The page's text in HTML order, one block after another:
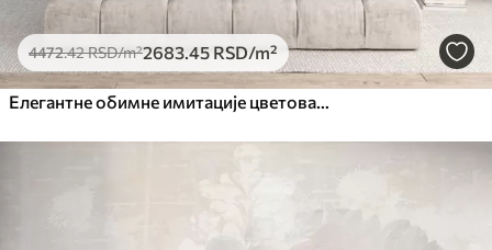
4472.42RSD/m²2683 .45 RSD/m²